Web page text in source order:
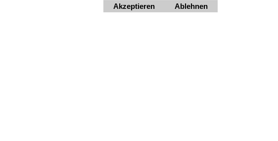
+4369910554131
Akzeptieren Ablehnen